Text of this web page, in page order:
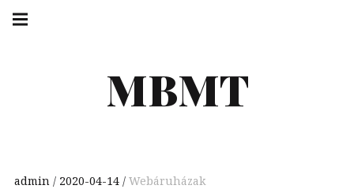
Skip
MBMT
navigation
admin 2020-04-14 Webáruházak